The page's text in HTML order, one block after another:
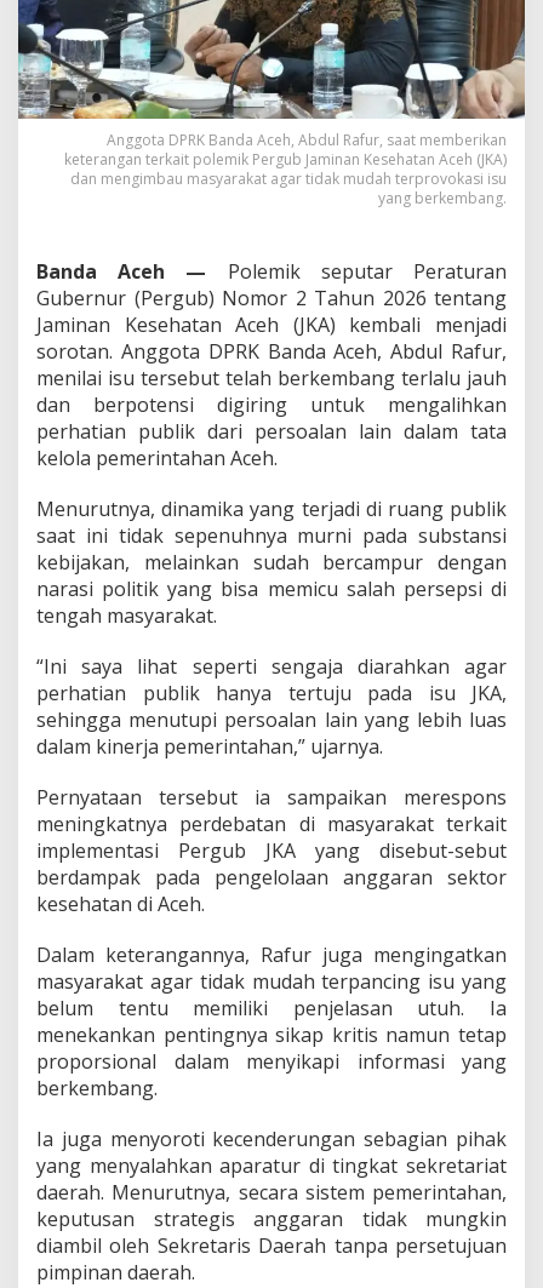
P
b
l
i
k
T
a
k
p
r
v
o
k
a
P
e
m
k
r
g
u
b
J
Anggota DPRK Banda Aceh, Abdul Rafur, saat memberikan
keterangan terkait polemik Pergub Jaminan Kesehatan Aceh (JKA)
dan mengimbau masyarakat agar tidak mudah terprovokasi isu
yang berkembang.
Banda Aceh — Polemik seputar Peraturan
Gubernur (Pergub) Nomor 2 Tahun 2026 tentang
Jaminan Kesehatan Aceh (JKA) kembali menjadi
sorotan. Anggota DPRK Banda Aceh, Abdul Rafur,
menilai isu tersebut telah berkembang terlalu jauh
dan berpotensi digiring untuk mengalihkan
perhatian publik dari persoalan lain dalam tata
kelola pemerintahan Aceh.
Menurutnya, dinamika yang terjadi di ruang publik
saat ini tidak sepenuhnya murni pada substansi
kebijakan, melainkan sudah bercampur dengan
narasi politik yang bisa memicu salah persepsi di
tengah masyarakat.
“Ini saya lihat seperti sengaja diarahkan agar
perhatian publik hanya tertuju pada isu JKA,
sehingga menutupi persoalan lain yang lebih luas
dalam kinerja pemerintahan,” ujarnya.
Pernyataan tersebut ia sampaikan merespons
meningkatnya perdebatan di masyarakat terkait
implementasi Pergub JKA yang disebut-sebut
berdampak pada pengelolaan anggaran sektor
kesehatan di Aceh.
Dalam keterangannya, Rafur juga mengingatkan
masyarakat agar tidak mudah terpancing isu yang
belum tentu memiliki penjelasan utuh. Ia
menekankan pentingnya sikap kritis namun tetap
proporsional dalam menyikapi informasi yang
berkembang.
Ia juga menyoroti kecenderungan sebagian pihak
yang menyalahkan aparatur di tingkat sekretariat
daerah. Menurutnya, secara sistem pemerintahan,
keputusan strategis anggaran tidak mungkin
diambil oleh Sekretaris Daerah tanpa persetujuan
pimpinan daerah.